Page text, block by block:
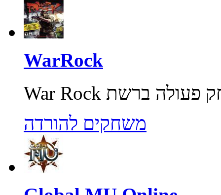
WarRock
משחקים להורדה